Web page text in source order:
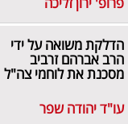
הדלקת משואה על ידי
הרב אברהם זרביב
מסכנת את לוחמי צה"ל
עו"ד יהודה שפר